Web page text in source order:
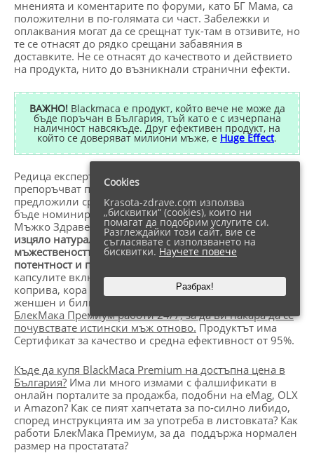
мненията и коментарите по форуми, като БГ Мама, са
положителни в по-голямата си част. Забележки и
оплаквания могат да се срещнат тук-там в отзивите, но
те се отнасят до рядко срещани забавяния в
доставките. Не се отнасят до качеството и действието
на продукта, нито до възникнали странични ефекти.
ВАЖНО!Blackmaca е продукт, който вече не може да
бъде поръчан в България, тъй като е с изчерпана
наличност навсякъде. Друг ефективен продукт, на
който се доверяват милиони мъже, е Huge Effect.
Редица експерти-уролози и сексолози у нас горещо
препоръчват приема на капсулите. Те дори са
предложили средството за укрепване на либидото да
бъде номинирано за Награда за Най-Добър Продукт за
Мъжко Здраве за тази година.BlackMaca Premium
изцяло натурален начин да възвърнете
мъжествеността си и да поддържате нормална
потентност и простатни функции
капсулите включва екстракти от корена на черна мака,
коприва, кора на бял бор, джинджифил, листа от
женшен и билката
БлекМака Премиум работи 24/7, за да ви накара да се
почувствате истински мъж отново. Продуктът има
Сертификат за качество и средна ефективност от 95%.
Къде да купя BlackMaca Premium на достъпна цена в
България? Има ли много измами с фалшификати в
онлайн порталите за продажба, подобни на eMag, OLX
и Amazon? Как се пият хапчетата за по-силно либидо,
според инструкцията им за употреба в листовката? Как
работи БлекМака Премиум, за да поддържа нормален
размер на простатата?
Cookies
Krasota-zdrave.com използва
„бисквитки“ (cookies), които ни
помагат да подобрим услугите си.
Разглеждайки този сайт, вие се
съгласявате с използването на
бисквитки. Научете повече
Разбрах!